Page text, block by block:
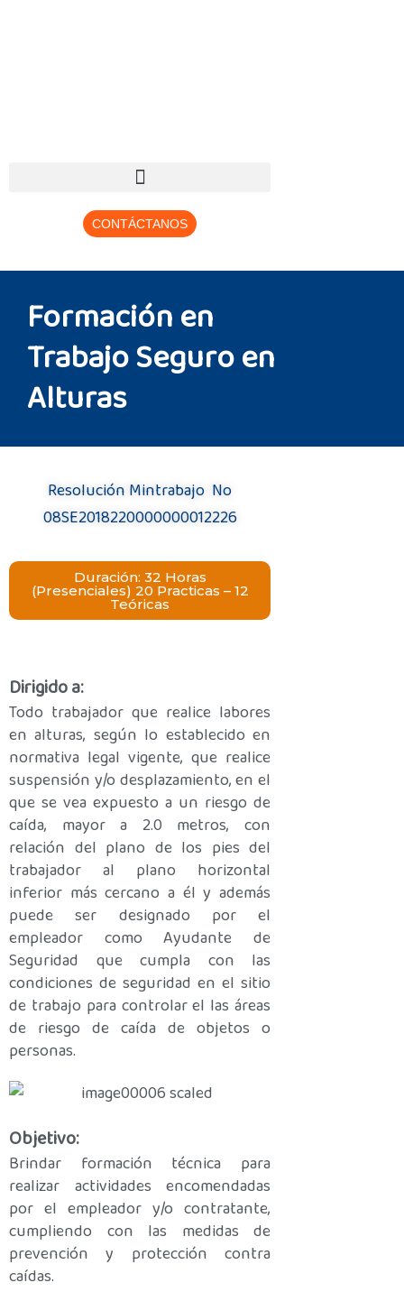
CONTÁCTANOS
Formación en
Trabajo Seguro en
Alturas
Resolución Mintrabajo No
08SE2018220000000012226
Duración: 32 Horas
(Presenciales) 20 Practicas – 12
Teóricas
Dirigido a:
Todo trabajador que realice labores
en alturas, según lo establecido en
normativa legal vigente, que realice
suspensión y/o desplazamiento, en el
que se vea expuesto a un riesgo de
caída, mayor a 2.0 metros, con
relación del plano de los pies del
trabajador al plano horizontal
inferior más cercano a él y además
puede ser designado por el
empleador como Ayudante de
Seguridad que cumpla con las
condiciones de seguridad en el sitio
de trabajo para controlar el las áreas
de riesgo de caída de objetos o
personas.
Objetivo:
Brindar formación técnica para
realizar actividades encomendadas
por el empleador y/o contratante,
cumpliendo con las medidas de
prevención y protección contra
caídas.